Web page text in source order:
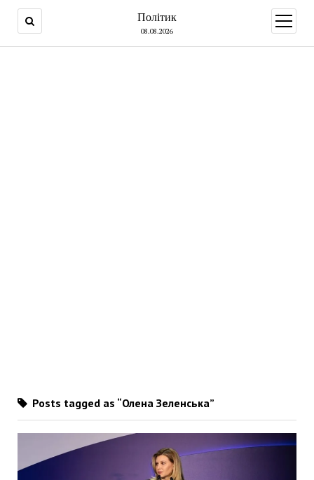
Політик
08.08.2026
open
menu
Posts tagged as “Олена Зеленська”